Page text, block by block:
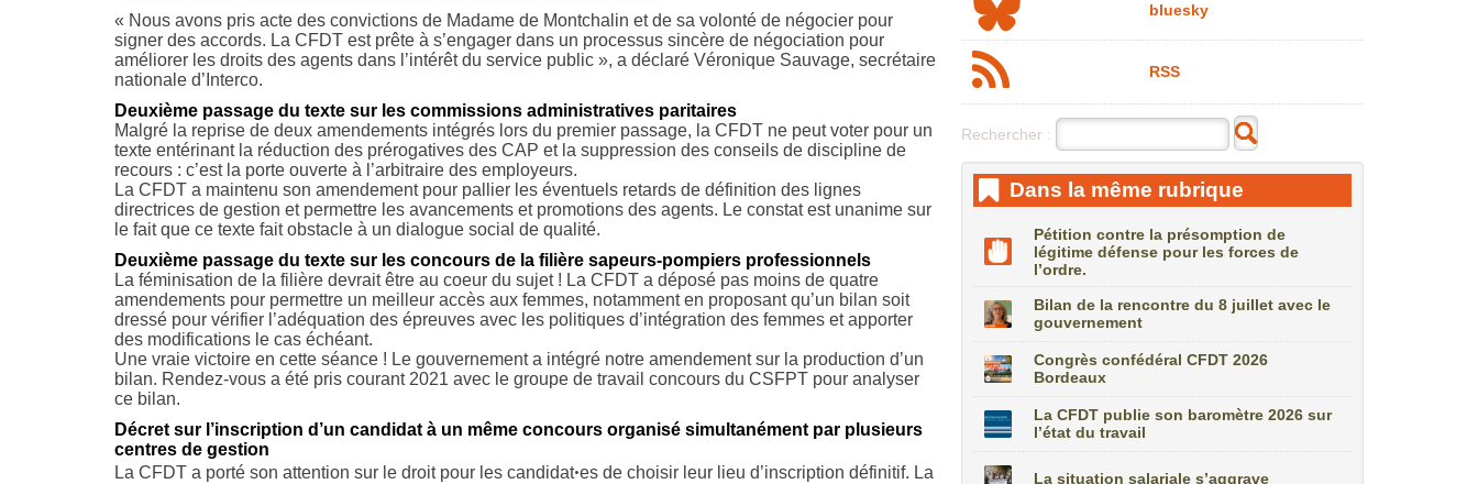
« Nous avons pris acte des convictions de Madame de Montchalin et de sa volonté de négocier pour
signer des accords. La CFDT est prête à s’engager dans un processus sincère de négociation pour
améliorer les droits des agents dans l’intérêt du service public », a déclaré Véronique Sauvage, secrétaire
nationale d’Interco.
Deuxième passage du texte sur les commissions administratives paritaires
Malgré la reprise de deux amendements intégrés lors du premier passage, la CFDT ne peut voter pour un
texte entérinant la réduction des prérogatives des CAP et la suppression des conseils de discipline de
recours : c’est la porte ouverte à l’arbitraire des employeurs.
La CFDT a maintenu son amendement pour pallier les éventuels retards de définition des lignes
directrices de gestion et permettre les avancements et promotions des agents. Le constat est unanime sur
le fait que ce texte fait obstacle à un dialogue social de qualité.
Deuxième passage du texte sur les concours de la filière sapeurs-pompiers professionnels
La féminisation de la filière devrait être au coeur du sujet ! La CFDT a déposé pas moins de quatre
amendements pour permettre un meilleur accès aux femmes, notamment en proposant qu’un bilan soit
dressé pour vérifier l’adéquation des épreuves avec les politiques d’intégration des femmes et apporter
des modifications le cas échéant.
Une vraie victoire en cette séance ! Le gouvernement a intégré notre amendement sur la production d’un
bilan. Rendez-vous a été pris courant 2021 avec le groupe de travail concours du CSFPT pour analyser
ce bilan.
Décret sur l’inscription d’un candidat à un même concours organisé simultanément par plusieurs
centres de gestion
La CFDT a porté son attention sur le droit pour les candidatꞏes de choisir leur lieu d’inscription définitif. La
bluesky
RSS
Rechercher :
Dans la même rubrique
Pétition contre la présomption de
légitime défense pour les forces de
l’ordre.
Bilan de la rencontre du 8 juillet avec le
gouvernement
Congrès confédéral CFDT 2026
Bordeaux
La CFDT publie son baromètre 2026 sur
l’état du travail
La situation salariale s’aggrave